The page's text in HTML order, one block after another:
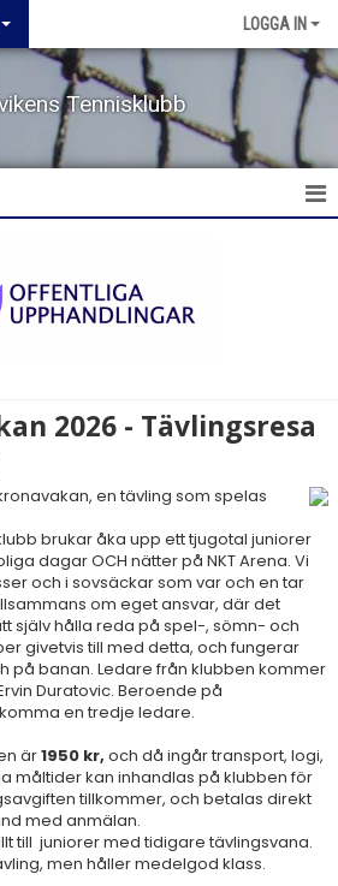
LOGGA IN
Tennisklubb
2026
2026 - Tävlingsresa
en tävling som spelas
brukar åka upp ett tjugotal juniorer
dagar OCH nätter på NKT Arena. Vi
och i sovsäckar som var och en tar
om eget ansvar, där det
själv hålla reda på spel-, sömn- och
givetvis till med detta, och fungerar
på banan. Ledare från klubben kommer
Duratovic. Beroende på
en tredje ledare.
är1950 kr, och då ingår transport, logi,
måltider kan inhandlas på klubben för
tillkommer, och betalas direkt
med anmälan.
till juniorer med tidigare tävlingsvana.
men håller medelgod klass.